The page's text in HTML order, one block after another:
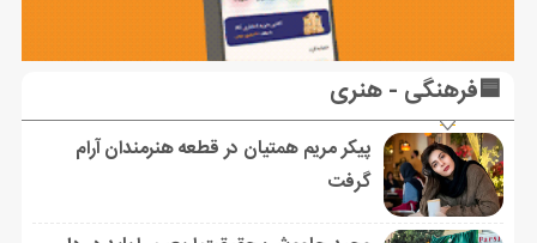
🟦فرهنگی - هنری
پیکر مریم همتیان در قطعه هنرمندان آرام
گرفت